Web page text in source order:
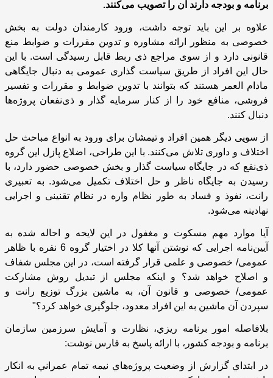
برنامه و بودجه دارند آن را تصویب می‌کنند.
علاوه بر این باید توجه داشت، ورود کارمندان دولت به بخش
خصوصی به منظور ارائه مشاوره و تدوین مقررات و ضوابط منع
قانونی دارد و از سوی مراجع ذی ربط قابل رسیدگی است. با این
حال این افراد از طریق سیاست گذاری عمومی به دنبال جایگاهی
مادام العمر هستند که بتوانند با تدوین ضوابط و مقررات و تفسیر
فروشی، منافع خود را از کنار سرمایه گذار و ذی‌نفعان پروژه‌ها
دنبال کنند.
از سویی دیگر همین افراد و تیمشان برای ورود به انواع مباحث حل
اختلاف و داوری تلاش می‌کنند. با این طراحی، اضلاع پازل این گروه
ذی‌نفع که در جایگاه سیاست گذار و بخش خصوصی حضور دارد، با
رسیدن به جایگاه ناظر و حل اختلاف تکمیل می‌شود. به تعبیری
رانت، نفوذ و فساد به طور نظام واره در نظام تقنینی و اجرایی
نهادینه می‌شود.
آیا موارد مهم مسکوت و مغفول در این لایحه و احاله شده به
آیین‌نامه اجرایی که نوشتن آنها کلا در اختیار گروه 6 نفره با ظاهر
عمومی/ خصوصی و علمی قرار گرفته‌ است، در این مجلس شفاف
و اصلاح خواهد شد؟ و اینکه مجلس از تبدیل روش مشارکت
عمومی/ خصوصی و قانون آن، به ماشین بزرگ توزیع رانت و
سپردن آن ماشین به این افراد معدود، جلوگیری خواهد کرد؟"
بلافاصله امور برنامه ريزي، نظارت و آمايش سرزمين سازمان
برنامه و بودجه كشور، با ارائه پاسخ به فارس نوشت:
در ابتداي گزارش از وضعيت پروژه‌هاي نيمه تمام عمراني به انكار